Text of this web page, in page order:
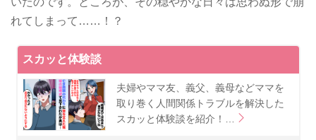
れてしまって……！？
スカッと体験談
夫婦やママ友、義父、義母などママを
取り巻く人間関係トラブルを解決した
スカッと体験談を紹介！…